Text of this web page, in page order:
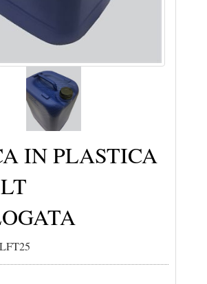
IN PLASTICA